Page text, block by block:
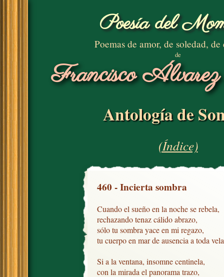
Poesía del
Poemas de amor, de soledad, de
de
Francisco
Antología de
(Índice)
460 - Incierta sombra
Cuando el sueño en la noche se rebela,
rechazando tenaz cálido abrazo,
sólo tu sombra yace en mi regazo,
tu cuerpo en mar de ausencia a toda
Si a la ventana, insomne centinela,
con la mirada el panorama trazo,